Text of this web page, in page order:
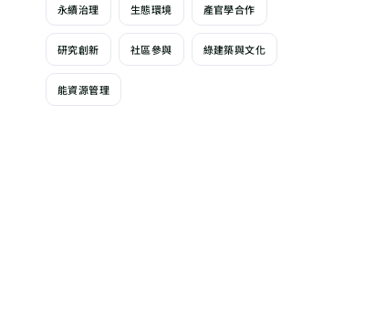
永續治理 生態環境 產官學合作
研究創新 社區參與 綠建築與文化
能資源管理